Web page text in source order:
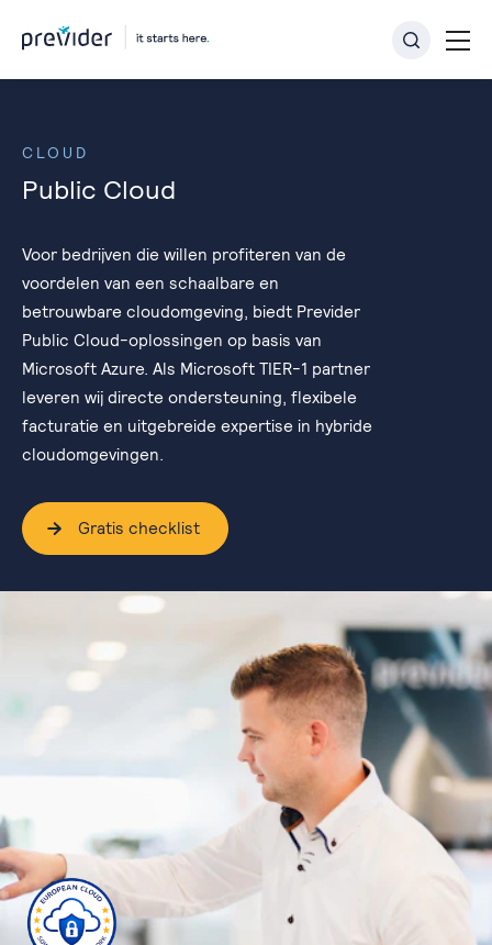
CLOUD
Public Cloud
Voor bedrijven die willen profiteren van de
voordelen van een schaalbare en
betrouwbare cloudomgeving, biedt Previder
Public Cloud-oplossingen op basis van
Microsoft Azure. Als Microsoft TIER-1 partner
leveren wij directe ondersteuning, flexibele
facturatie en uitgebreide expertise in hybride
cloudomgevingen.
Gratis checklist